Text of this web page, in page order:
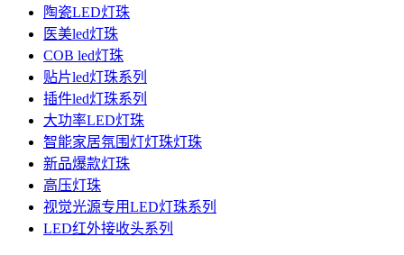
陶瓷LED灯珠
医美led灯珠
COB led灯珠
贴片led灯珠系列
插件led灯珠系列
大功率LED灯珠
智能家居氛围灯灯珠灯珠
新品爆款灯珠
高压灯珠
视觉光源专用LED灯珠系列
LED红外接收头系列